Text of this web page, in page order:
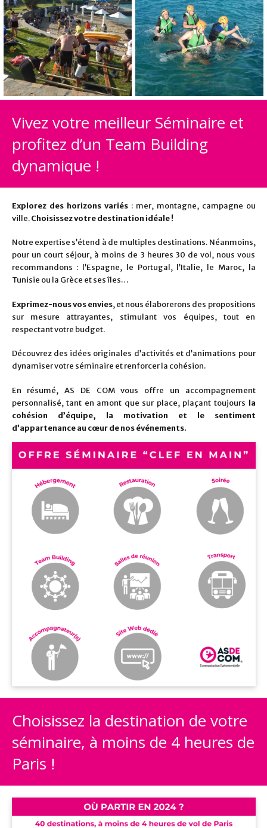
Vivez votre meilleur Séminaire et
profitez d’un Team Building
dynamique !
Explorez des horizons variés: mer, montagne, campagne ou
ville.Choisissez votre destination idéale !
Notre expertise s’étend à de multiples destinations. Néanmoins,
pour un court séjour, à moins de 3 heures 30 de vol, nous vous
recommandons : l’Espagne, le Portugal, l’Italie, le Maroc, la
Tunisie ou la Grèce et ses îles…
Exprimez-nous vos envies, et nous élaborerons des propositions
sur mesure attrayantes, stimulant vos équipes, tout en
respectant votre budget.
Découvrez des idées originales d’activités et d’animations pour
dynamiser votre séminaire et renforcer la cohésion.
En résumé, AS DE COM vous offre un accompagnement
personnalisé, tant en amont que sur place, plaçant toujours la
cohésion d’équipe, la motivation et le sentiment
d’appartenance au cœur de nos événements.
Choisissez la destination de votre
séminaire, à moins de 4 heures de
Paris !